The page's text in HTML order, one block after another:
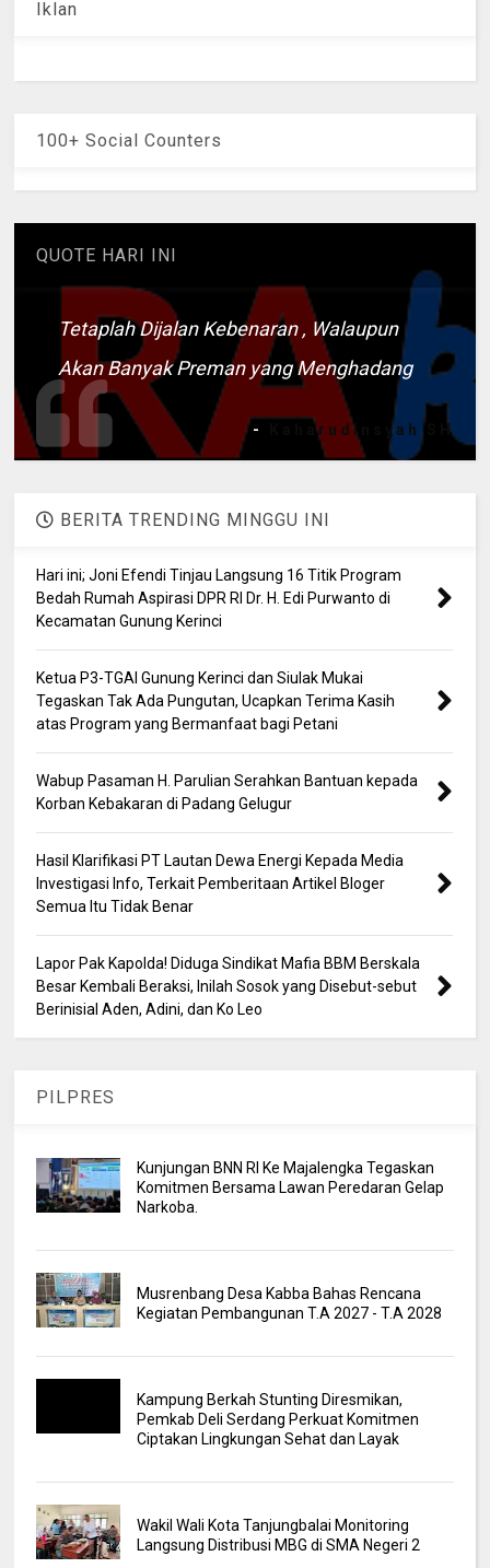
Iklan
100+ Social Counters
QUOTE HARI INI
Tetaplah Dijalan Kebenaran , Walaupun
Akan Banyak Preman yang Menghadang
- Kaharudinsyah SH
BERITA TRENDING MINGGU INI
Hari ini; Joni Efendi Tinjau Langsung 16 Titik Program
Bedah Rumah Aspirasi DPR RI Dr. H. Edi Purwanto di
Kecamatan Gunung Kerinci
Ketua P3-TGAI Gunung Kerinci dan Siulak Mukai
Tegaskan Tak Ada Pungutan, Ucapkan Terima Kasih
atas Program yang Bermanfaat bagi Petani
Wabup Pasaman H. Parulian Serahkan Bantuan kepada
Korban Kebakaran di Padang Gelugur
Hasil Klarifikasi PT Lautan Dewa Energi Kepada Media
Investigasi Info, Terkait Pemberitaan Artikel Bloger
Semua Itu Tidak Benar
Lapor Pak Kapolda! Diduga Sindikat Mafia BBM Berskala
Besar Kembali Beraksi, Inilah Sosok yang Disebut-sebut
Berinisial Aden, Adini, dan Ko Leo
PILPRES
Kunjungan BNN RI Ke Majalengka Tegaskan
Komitmen Bersama Lawan Peredaran Gelap
Narkoba.
Musrenbang Desa Kabba Bahas Rencana
Kegiatan Pembangunan T.A 2027 - T.A 2028
Kampung Berkah Stunting Diresmikan,
Pemkab Deli Serdang Perkuat Komitmen
Ciptakan Lingkungan Sehat dan Layak
Wakil Wali Kota Tanjungbalai Monitoring
Langsung Distribusi MBG di SMA Negeri 2